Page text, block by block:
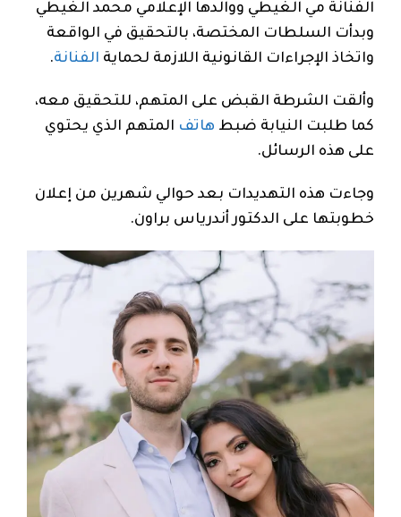
الفنانة مي الغيطي ووالدها الإعلامي محمد الغيطي
وبدأت السلطات المختصة، بالتحقيق في الواقعة
واتخاذ الإجراءات القانونية اللازمة لحماية الفنانة.
وألقت الشرطة القبض على المتهم، للتحقيق معه،
كما طلبت النيابة ضبط هاتف المتهم الذي يحتوي
على هذه الرسائل.
وجاءت هذه التهديدات بعد حوالي شهرين من إعلان
خطوبتها على الدكتور أندرياس براون.